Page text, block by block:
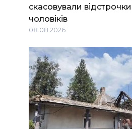
скасовували
чоловіків
08.08.2026